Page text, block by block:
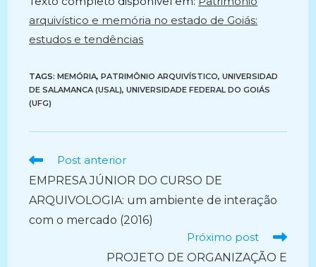
arquivístico e memória no estado de Goiás:
estudos e tendências
TAGS:MEMÓRIA, PATRIMÔNIO ARQUIVÍSTICO, UNIVERSIDAD
DE SALAMANCA (USAL), UNIVERSIDADE FEDERAL DO GOIÁS
(UFG)
Ler
artigos
Post anterior
EMPRESA JÚNIOR DO CURSO DE
ARQUIVOLOGIA: um ambiente de interação
com o mercado (2016)
Próximo post
PROJETO DE ORGANIZAÇÃO E